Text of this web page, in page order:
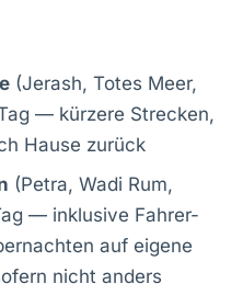
(Jerash, Totes Meer,
— kürzere Strecken,
Hause zurück
(Petra, Wadi Rum,
— inklusive Fahrer-
auf eigene
nicht anders